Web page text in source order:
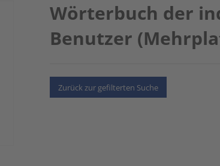
Wörterbuch der
Benutzer
Zurück zur gefilterten Suche